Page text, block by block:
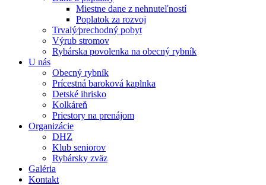
Miestne dane z nehnuteľností
Poplatok za rozvoj
Trvalý⁄prechodný pobyt
Výrub stromov
Rybárska povolenka na obecný rybník
U nás
Obecný rybník
Prícestná baroková kaplnka
Detské ihrisko
Kolkáreň
Priestory na prenájom
Organizácie
DHZ
Klub seniorov
Rybársky zväz
Galéria
Kontakt